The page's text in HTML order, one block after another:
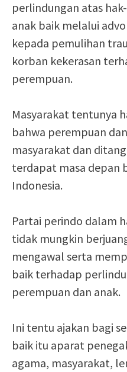
perlindungan atas
anak baik melalui
kepada pemulihan
korban kekerasan
perempuan.
Masyarakat tentunya
bahwa perempuan
masyarakat dan
terdapat masa depan
Indonesia.
Partai perindo dalam
tidak mungkin
mengawal serta
baik terhadap
perempuan dan anak.
Ini tentu ajakan bagi
baik itu aparat
agama, masyarakat,